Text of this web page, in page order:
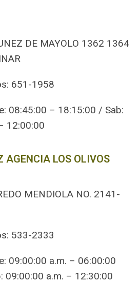
DE MAYOLO 1362 1364
651-1958
08:45:00 – 18:15:00 / Sab:
12:00:00
AGENCIA LOS OLIVOS
MENDIOLA NO. 2141-
533-2333
09:00:00 a.m. – 06:00:00
09:00:00 a.m. – 12:30:00